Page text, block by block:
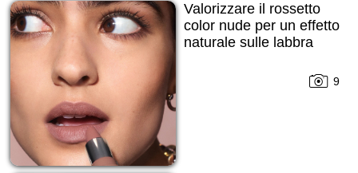
Valorizzare il rossetto
color nude per un effetto
naturale sulle labbra
9